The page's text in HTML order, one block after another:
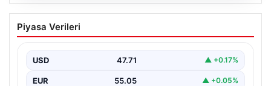
Veli Ağbaba’nın ağabeyi Hür Ağbaba
tutuklandı
Piyasa Verileri
USD 47.71 ▲ +0.17%
EUR 55.05 ▲ +0.05%